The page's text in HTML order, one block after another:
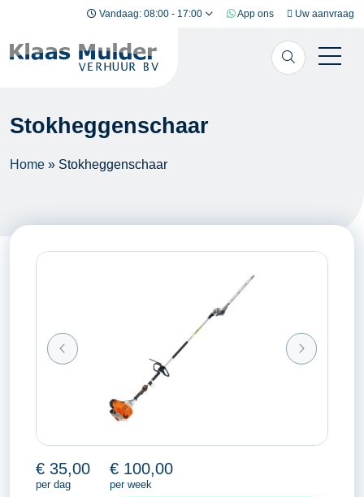
Ga naar inhoud Vandaag: 08:00 - 17:00 App ons Uw aanvraag
Stokheggenschaar
Home » Stokheggenschaar
€ 35,00
per dag
€ 100,00
per week